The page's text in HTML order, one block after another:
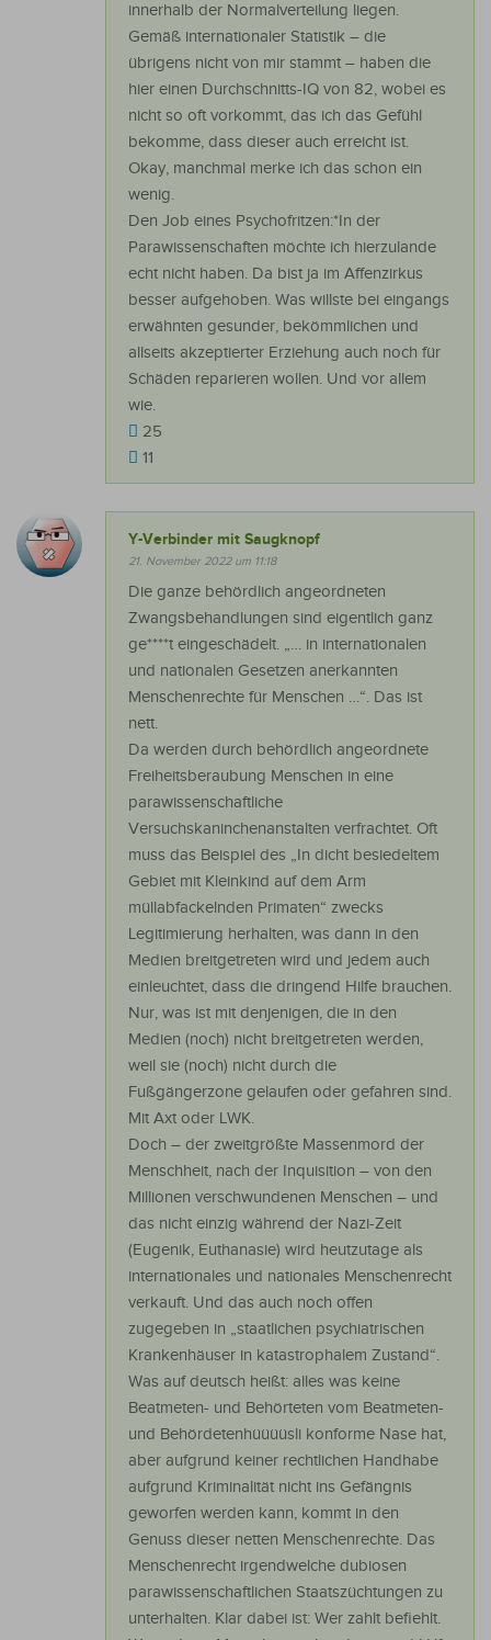
innerhalb der Normalverteilung liegen.
Gemäß internationaler Statistik – die
übrigens nicht von mir stammt – haben die
hier einen Durchschnitts-IQ von 82, wobei es
nicht so oft vorkommt, das ich das Gefühl
bekomme, dass dieser auch erreicht ist.
Okay, manchmal merke ich das schon ein
wenig.
Den Job eines Psychofritzen:*In der
Parawissenschaften möchte ich hierzulande
echt nicht haben. Da bist ja im Affenzirkus
besser aufgehoben. Was willste bei eingangs
erwähnten gesunder, bekömmlichen und
allseits akzeptierter Erziehung auch noch für
Schäden reparieren wollen. Und vor allem
wie.
25
11
Y-Verbinder mit Saugknopf
21. November 2022 um 11:18
Die ganze behördlich angeordneten
Zwangsbehandlungen sind eigentlich ganz
ge****t eingeschädelt. „… in internationalen
und nationalen Gesetzen anerkannten
Menschenrechte für Menschen …“. Das ist
nett.
Da werden durch behördlich angeordnete
Freiheitsberaubung Menschen in eine
parawissenschaftliche
Versuchskaninchenanstalten verfrachtet. Oft
muss das Beispiel des „In dicht besiedeltem
Gebiet mit Kleinkind auf dem Arm
müllabfackelnden Primaten“ zwecks
Legitimierung herhalten, was dann in den
Medien breitgetreten wird und jedem auch
einleuchtet, dass die dringend Hilfe brauchen.
Nur, was ist mit denjenigen, die in den
Medien (noch) nicht breitgetreten werden,
weil sie (noch) nicht durch die
Fußgängerzone gelaufen oder gefahren sind.
Mit Axt oder LWK.
Doch – der zweitgrößte Massenmord der
Menschheit, nach der Inquisition – von den
Millionen verschwundenen Menschen – und
das nicht einzig während der Nazi-Zeit
(Eugenik, Euthanasie) wird heutzutage als
internationales und nationales Menschenrecht
verkauft. Und das auch noch offen
zugegeben in „staatlichen psychiatrischen
Krankenhäuser in katastrophalem Zustand“.
Was auf deutsch heißt: alles was keine
Beatmeten- und Behörteten vom Beatmeten-
und Behördetenhüüüüsli konforme Nase hat,
aber aufgrund keiner rechtlichen Handhabe
aufgrund Kriminalität nicht ins Gefängnis
geworfen werden kann, kommt in den
Genuss dieser netten Menschenrechte. Das
Menschenrecht irgendwelche dubiosen
parawissenschaftlichen Staatszüchtungen zu
unterhalten. Klar dabei ist: Wer zahlt befiehlt.